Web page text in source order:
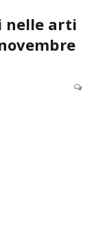
nelle arti